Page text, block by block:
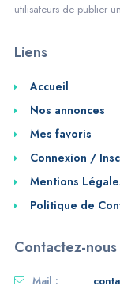
utilisateurs de publier
Liens
Accueil
Nos annonces
Mes favoris
Connexion /
Mentions
Politique de
Contactez-nous
Mail :